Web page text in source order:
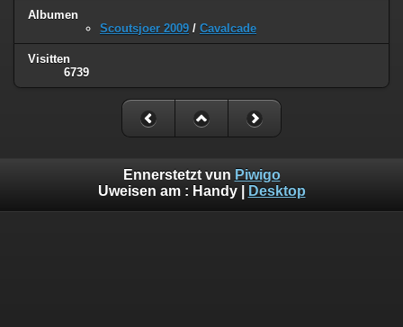
Albumen
Scoutsjoer 2009 / Cavalcade
Visitten
6739
Ennerstetzt vun Piwigo
Uweisen am : Handy| Desktop